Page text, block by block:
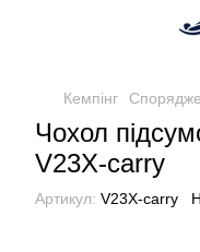
Кемпінг
Чохол
V23X-carry
Артикул: V23X-carry